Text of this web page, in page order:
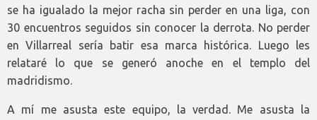
se ha igualado la mejor racha sin perder en una liga, con
30 encuentros seguidos sin conocer la derrota. No perder
en Villarreal sería batir esa marca histórica. Luego les
relataré lo que se generó anoche en el templo del
madridismo.
A mí me asusta este equipo, la verdad. Me asusta la